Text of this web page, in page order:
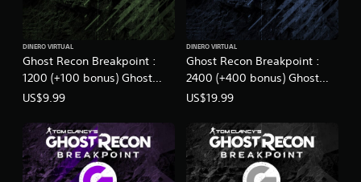
Ghost Recon Breakpoint :
1200 (+100 bonus) Ghost
Coins
DINERO VIRTUAL
US$9.99
Ghost Recon Breakpoint :
2400 (+400 bonus) Ghost
Coins
DINERO VIRTUAL
US$19.99